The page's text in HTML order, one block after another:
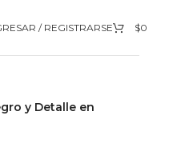
/ REGISTRARSE $0
y Detalle en